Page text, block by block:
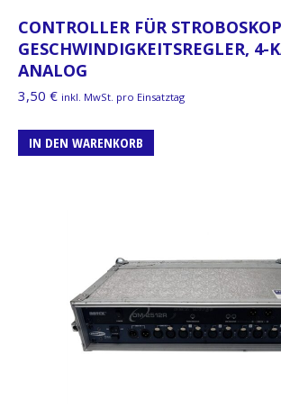
CONTROLLER FÜR
GESCHWINDIGKEITSREGLER, 4-
ANALOG
3,50 € inkl. MwSt. pro Einsatztag
IN DEN WARENKORB